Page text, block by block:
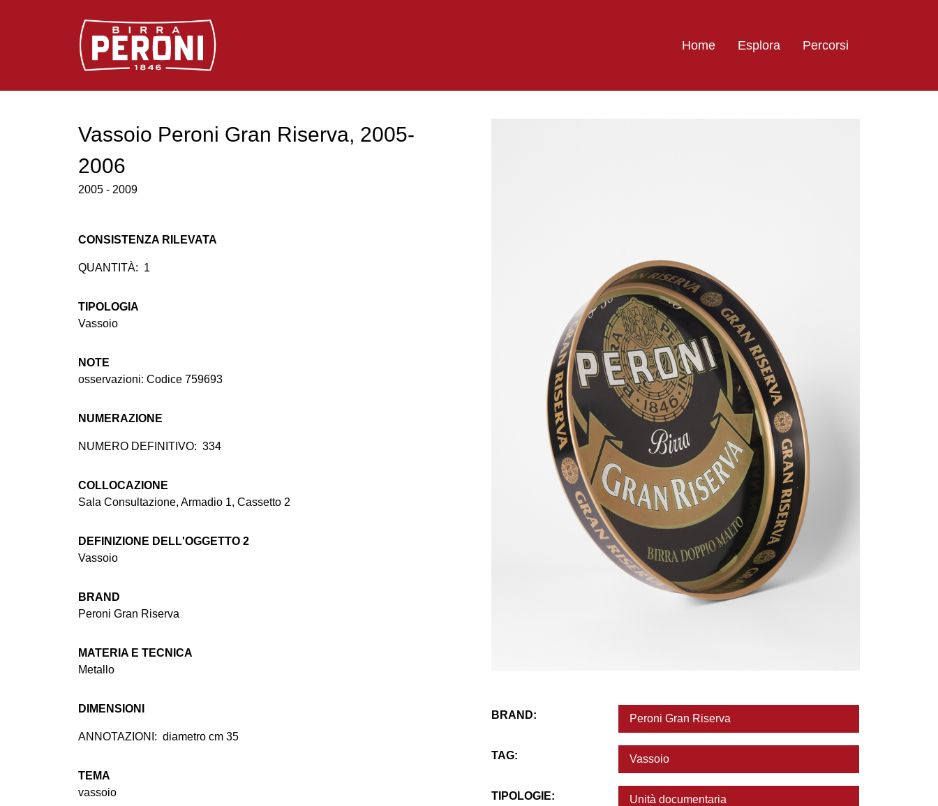
Logo Birra Peroni
Home Esplora Percorsi
Vassoio Peroni Gran Riserva, 2005-
2006
2005 - 2009
CONSISTENZA RILEVATA
QUANTITÀ: 1
TIPOLOGIA
Vassoio
NOTE
osservazioni: Codice 759693
NUMERAZIONE
NUMERO DEFINITIVO: 334
COLLOCAZIONE
Sala Consultazione, Armadio 1, Cassetto 2
DEFINIZIONE DELL'OGGETTO 2
Vassoio
BRAND
Peroni Gran Riserva
MATERIA E TECNICA
Metallo
DIMENSIONI
ANNOTAZIONI: diametro cm 35
TEMA
vassoio
BRAND: Peroni Gran Riserva
TAG: Vassoio
TIPOLOGIE: Unità documentaria